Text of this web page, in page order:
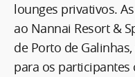
lounges privativos.
ao Nannai Resort &
de Porto de
para os